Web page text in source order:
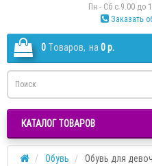
Пн - Сб с 9.00 до
Заказать
0 Tоваров, на 0 р.
КАТАЛОГ ТОВАРОВ
Обувь Обувь для